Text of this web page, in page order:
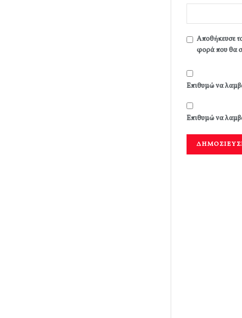
Αποθήκευσε
φορά που θα
Επιθυμώ να
Επιθυμώ να